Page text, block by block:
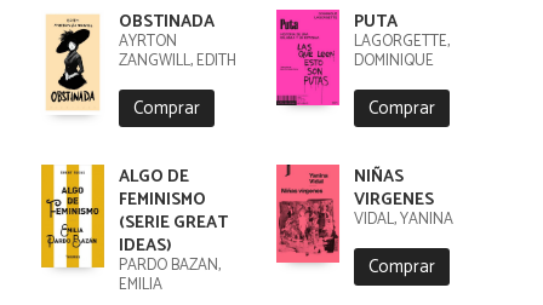
OBSTINADA
AYRTON
ZANGWILL, EDITH
Comprar
PUTA
LAGORGETTE,
DOMINIQUE
Comprar
ALGO DE
FEMINISMO
(SERIE GREAT
IDEAS)
PARDO BAZÁN,
EMILIA
NIÑAS
VIRGENES
VIDAL, YANINA
Comprar